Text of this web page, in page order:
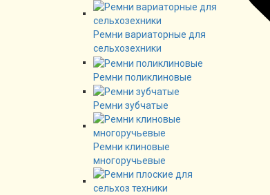
Ремни вариаторные для
сельхозехники
Ремни поликлиновые
Ремни зубчатые
Ремни клиновые
многоручьевые